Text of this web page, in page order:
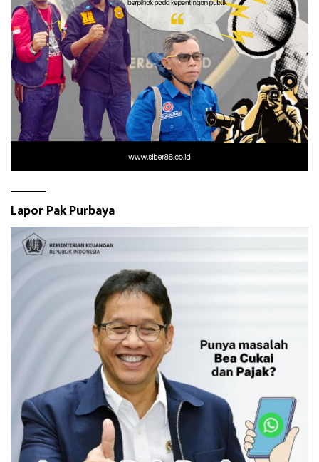
Lapor Pak Purbaya